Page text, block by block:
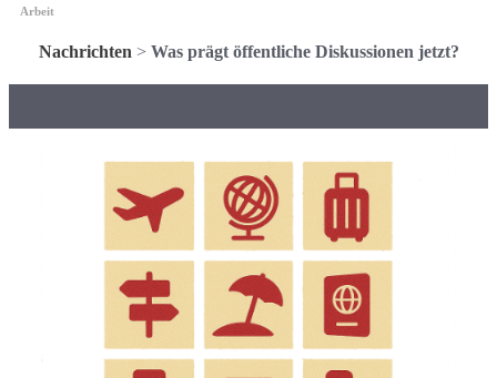
Arbeit
Nachrichten > Was prägt öffentliche Diskussionen jetzt?